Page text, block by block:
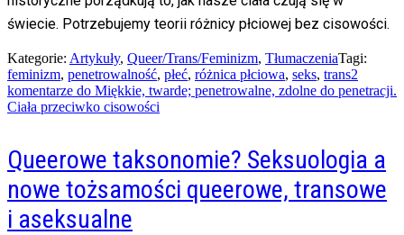
świecie. Potrzebujemy teorii różnicy płciowej bez cisowości.
Kategorie: Artykuły, Queer/Trans/Feminizm, TłumaczeniaTagi:
feminizm, penetrowalność, płeć, różnica płciowa, seks, trans2
komentarze do Miękkie, twarde; penetrowalne, zdolne do penetracji.
Ciała przeciwko cisowości
Queerowe taksonomie? Seksuologia a
nowe tożsamości queerowe, transowe
i aseksualne